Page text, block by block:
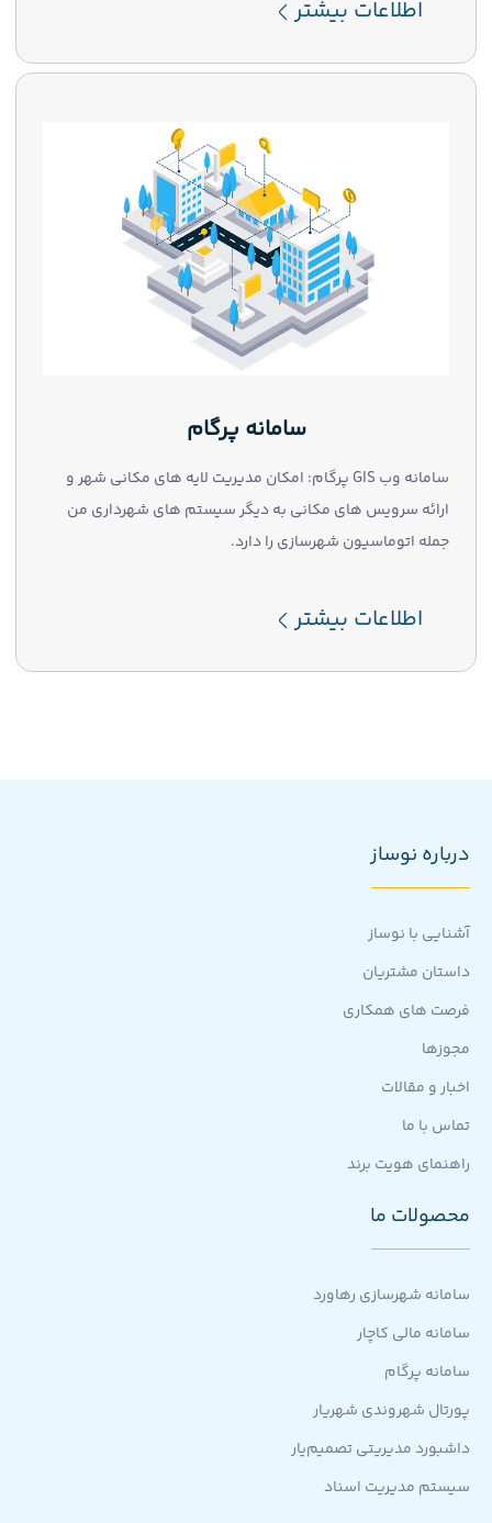
اطلاعات بیشتر
سامانه پرگام
سامانه وب GIS پرگام: امکان مدیریت لایه های مکانی شهر و
ارائه سرویس های مکانی به دیگر سیستم های شهرداری من
جمله اتوماسیون شهرسازی را دارد.
اطلاعات بیشتر
درباره نوساز
آشنایی با نوساز
داستان مشتریان
فرصت های همکاری
مجوزها
اخبار و مقالات
تماس با ما
راهنمای هویت برند
محصولات ما
سامانه شهرسازی رهاورد
سامانه مالی کاچار
سامانه پرگام
پورتال شهروندی شهریار
داشبورد مدیریتی تصمیم‌یار
سیستم مدیریت اسناد